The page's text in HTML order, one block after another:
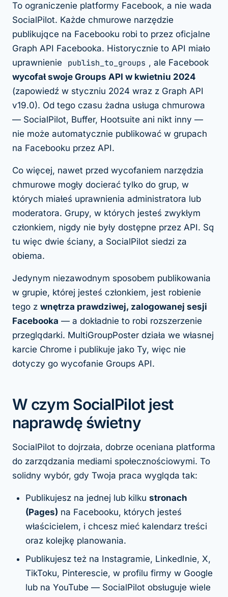
To ograniczenie platformy Facebook, a nie wada
SocialPilot. Każde chmurowe narzędzie
publikujące na Facebooku robi to przez oficjalne
Graph API Facebooka. Historycznie to API miało
uprawnienie
publish_to_groups , ale Facebook
wycofał swoje Groups API w kwietniu 2024
(zapowiedź w styczniu 2024 wraz z Graph API
v19.0). Od tego czasu żadna usługa chmurowa
— SocialPilot, Buffer, Hootsuite ani nikt inny —
nie może automatycznie publikować w grupach
na Facebooku przez API.
Co więcej, nawet przed wycofaniem narzędzia
chmurowe mogły docierać tylko do grup, w
których miałeś uprawnienia administratora lub
moderatora. Grupy, w których jesteś zwykłym
członkiem, nigdy nie były dostępne przez API. Są
tu więc dwie ściany, a SocialPilot siedzi za
obiema.
Jedynym niezawodnym sposobem publikowania
w grupie, której jesteś członkiem, jest robienie
tego z wnętrza prawdziwej, zalogowanej sesji
Facebooka — a dokładnie to robi rozszerzenie
przeglądarki. MultiGroupPoster działa we własnej
karcie Chrome i publikuje jako Ty, więc nie
dotyczy go wycofanie Groups API.
W czym SocialPilot jest
naprawdę świetny
SocialPilot to dojrzała, dobrze oceniana platforma
do zarządzania mediami społecznościowymi. To
solidny wybór, gdy Twoja praca wygląda tak:
Publikujesz na jednej lub kilku stronach
(Pages) na Facebooku, których jesteś
właścicielem, i chcesz mieć kalendarz treści
oraz kolejkę planowania.
Publikujesz też na Instagramie, LinkedInie, X,
TikToku, Pinterescie, w profilu firmy w Google
lub na YouTube — SocialPilot obsługuje wiele